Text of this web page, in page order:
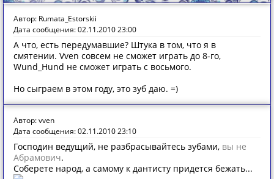
Автор: Rumata_Estorskii
Дата сообщения: 02.11.2010 23:00
А что, есть передумавшие? Штука в том, что я в
смятении. Vven совсем не сможет играть до 8-го,
Wund_Hund не сможет играть с восьмого.
Но сыграем в этом году, это зуб даю. =)
Автор: vven
Дата сообщения: 02.11.2010 23:10
Господин ведущий, не разбрасывайтесь зубами, вы не
Абрамович.
Соберете народ, а самому к дантисту придется бежать...